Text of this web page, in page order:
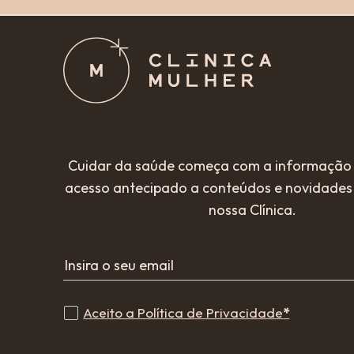
Cuidar da saúde começa com a
acesso antecipado a conteúdos e
nossa Clínica.
Insira o seu email
Aceito a Política de Privacidade*